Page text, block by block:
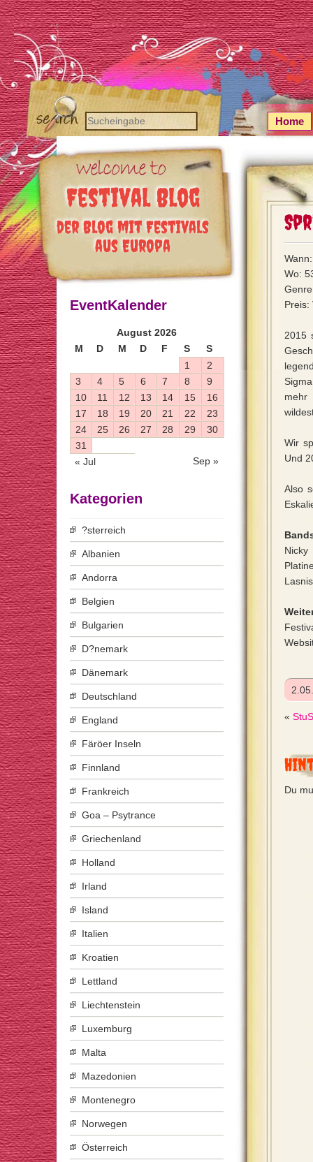
Festival Blog
der Blog mit Festivals
aus Europa
Home
Wo:
Preis:
2015
Wir
Und
Also
«
Du
EventKalender
August 2026
M
D M D F S S
« Jul Sep »
1
2
3
4 5 6 7 8
9
10
11 12 13 14 15
16
17
18 19 20 21 22
23
24
25 26 27 28 29
30
31
Kategorien
?sterreich
Albanien
Andorra
Belgien
Bulgarien
D?nemark
Dänemark
Deutschland
England
Färöer Inseln
Finnland
Frankreich
Goa – Psytrance
Griechenland
Holland
Irland
Island
Italien
Kroatien
Lettland
Liechtenstein
Luxemburg
Malta
Mazedonien
Montenegro
Norwegen
Österreich